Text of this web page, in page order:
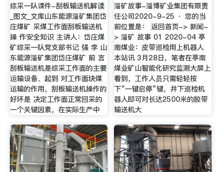
综采一队课件-刮板输送机解读
_图文_文库山东能源淄矿集团岱
庄煤矿 采煤工作面刮板输送机
操 作安全知识 主讲人：岱庄煤
矿综采一队党支部书记 强 李 山
东能源淄矿集团岱庄煤矿 前 言
刮板输送机是综采工作面的主要
运输设备、起到 对工作面块煤
运输的作用，刮板输送机操作的
好坏是 决定工作面正常回采的
一个关键因素，在实际生产中
淄矿故事-淄博矿业集团有限责
任公司2020-9-25 · 您的当
前位置是： 返回首页-> 新闻-
> 淄矿 故事 01 2020-04 亭
南煤业：皮带巡检用上机器人
本站讯 3月28日，笔者在亭南
煤业矿山智能化研究监测大屏上
看到，工作人员只需轻轻按
下“一键启停”键，井下巡检机
器人即可对长达2500米的胶带
输送机大